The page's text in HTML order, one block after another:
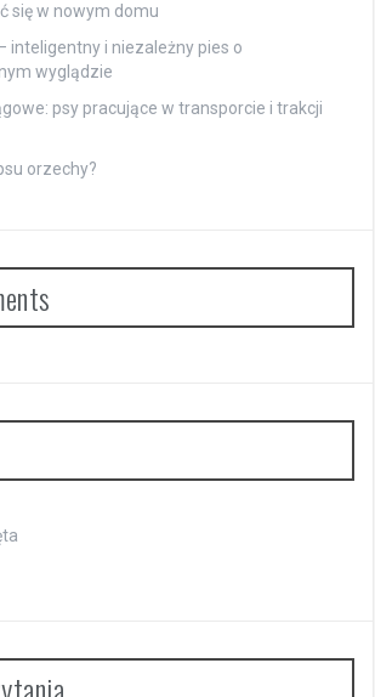
się w nowym domu
inteligentny i niezależny pies o
wyglądzie
psy pracujące w transporcie i trakcji
orzechy?